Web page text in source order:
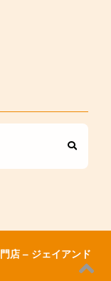
店 – ジェイアンド